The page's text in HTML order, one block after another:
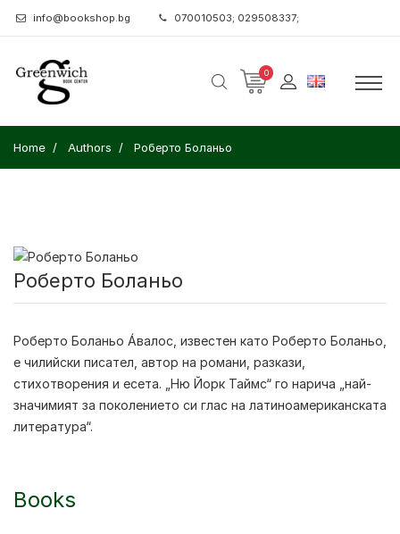
info@bookshop.bg 070010503; 029508337;
0
Home Authors Роберто Боланьо
Роберто Боланьо
Роберто Боланьо Áвалос, известен като Роберто Боланьо
е чилийски писател, автор на романи, разкази,
стихотворения и есета. „Ню Йорк Таймс“ го нарича „най-
значимият за поколението си глас на латиноамериканската
литература“.
Books